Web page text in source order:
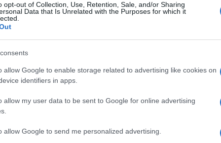
opt-out of Collection, Use, Retention, Sale, and/or Sharing
Data that Is Unrelated with the Purposes for which it
allow Google to enable storage related to advertising like cookies on
identifiers in apps.
allow my user data to be sent to Google for online advertising
allow Google to send me personalized advertising.
ρεύματα που εκφράστηκαν στη
και θεολογικό ρεύμα των Αρειανών, που
ησυχαστικό ρεύμα των Πατέρων
του Ασάρκου Λόγου στους Προφήτες της
Λόγου της Καινής Διαθήκης.
Πατέρες της Α' Οικουμενικής
«κατά τας των αγίων θεοπνεύστους
φρόνημα» και να είμαστε «δέκτες,
Παραδόσεως.
τα